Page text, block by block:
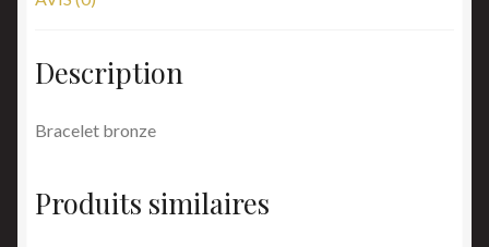
Description
Bracelet bronze
Produits similaires